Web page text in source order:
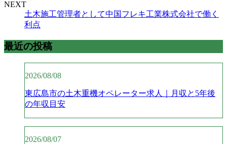
NEXT
土木施工管理者として中国フレキ工業株式会社で働く
利点
最近の投稿
2026/08/08
東広島市の土木重機オペレーター求人｜月収と5年後
の年収目安
2026/08/07